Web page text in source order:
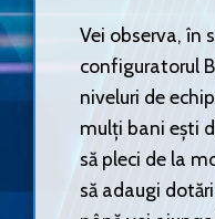
Vei observa, în
configuratorul
niveluri de
mulți bani ești
să pleci de la
să adaugi